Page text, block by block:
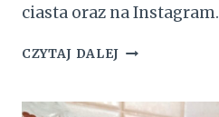
ciasta oraz na Instagram.
CZYTAJ DALEJ JABŁECZNIK
BEZ